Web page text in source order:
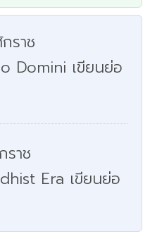
ราช
Domini เขียนย่อ
าช
Era เขียนย่อ